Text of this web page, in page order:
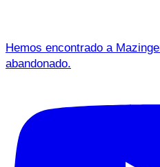
Hemos encontrado a
abandonado.